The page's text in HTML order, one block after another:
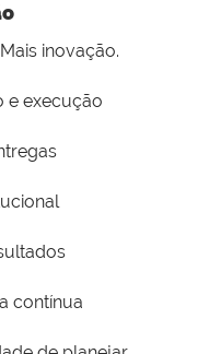
inovação.
e execução
contínua